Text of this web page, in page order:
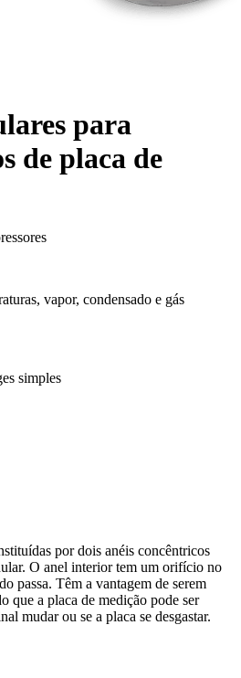
para
de placa de
vapor, condensado e gás
simples
por dois anéis concêntricos
O anel interior tem um orifício no
passa. Têm a vantagem de serem
que a placa de medição pode ser
mudar ou se a placa se desgastar.